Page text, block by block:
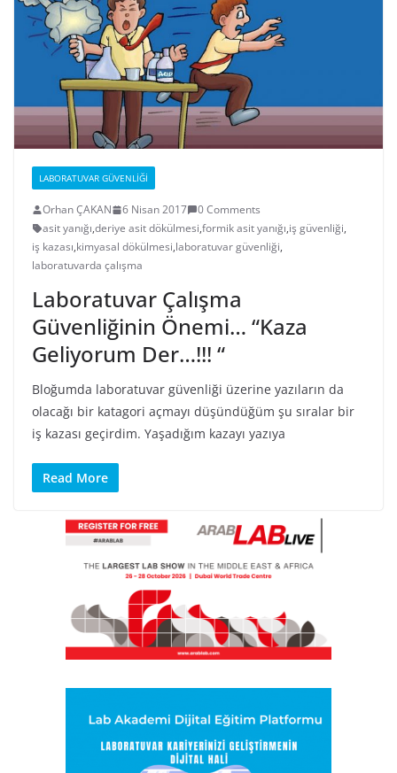
LABORATUVAR GÜVENLIĞI
Orhan ÇAKAN 6 Nisan 2017
0 Comments
asit yanığı,deriye asit dökülmesi,formik asit yanığı,iş güvenliği,
iş kazası,kimyasal dökülmesi,laboratuvar güvenliği,
laboratuvarda çalışma
Laboratuvar Çalışma
Güvenliğinin Önemi… “Kaza
Geliyorum Der…!!! “
Bloğumda laboratuvar güvenliği üzerine yazıların da
olacağı bir katagori açmayı düşündüğüm şu sıralar bir
iş kazası geçirdim. Yaşadığım kazayı yazıya
Read More